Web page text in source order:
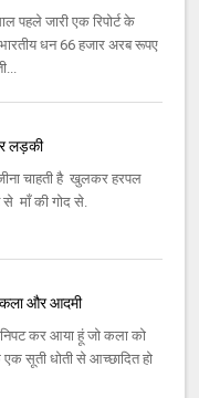
पहले जारी एक रिपोर्ट के
धन 66 हजार अरब रूपए
लड़की
चाहती है खुलकर हरपल
से माँ की गोद से.
कला और आदमी
कर आया हूं जो कला को
सूती धोती से आच्‍छादित हो